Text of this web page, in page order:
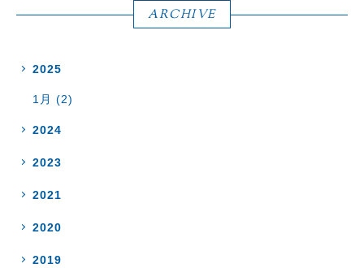
ARCHIVE
2025
1月 (2)
2024
2023
2021
2020
2019